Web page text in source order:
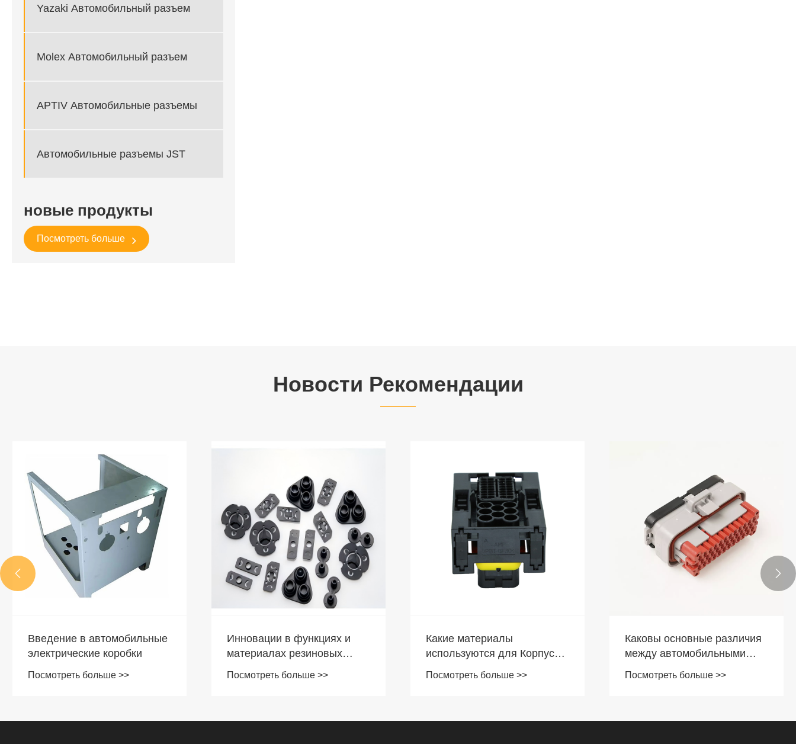
Yazaki Автомобильный разъем
Molex Автомобильный разъем
APTIV Автомобильные разъемы
Автомобильные разъемы JST
новые продукты
Посмотреть больше
Новости Рекомендации
Введение в автомобильные
электрические коробки
Посмотреть больше >>
Инновации в функциях и
материалах резиновых
деталей автомобильных
жгутов проводов: важность
Посмотреть больше >>
Какие материалы
используются для Корпус
Разъема MQS и как они
влияют на эксплуатацию?
Посмотреть больше >>
Каковы основные различия
между автомобильными
высоковольтными и
низковольтными
Посмотреть больше >>
 